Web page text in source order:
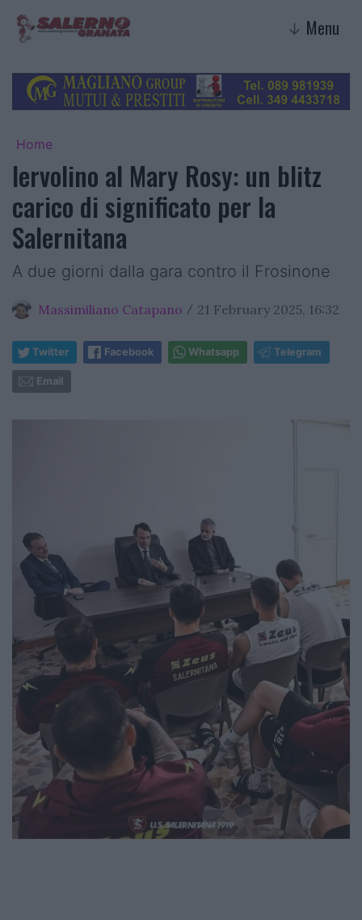
↓ Menu
Home
Iervolino al Mary Rosy: un blitz
carico di significato per la
Salernitana
A due giorni dalla gara contro il Frosinone
Massimiliano Catapano / 21 February 2025, 16:32
Twitter Facebook Whatsapp Telegram
Email